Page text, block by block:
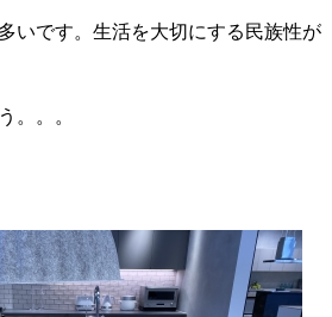
いです。生活を大切にする民族性が
。。。